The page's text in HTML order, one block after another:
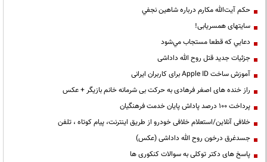
حكم آيت‌الله مكارم درباره شاهين نجفي
سایتهای همسریابی!
دعايي كه قطعا مستجاب مي‌شود
جزئیات جدید قتل روح الله داداشی
آموزش ساخت Apple ID برای کاربران ایرانی
راز خنده های اصغر فرهادی به حرکت بی شرمانه خانم بازیگر + عکس
پرداخت ۱۰۰ درصد پاداش پایان خدمت فرهنگیان
خلافی آنلاین/استعلام خلافی خودرو از طریق اینترنت، پیام کوتاه ، تلفن
جسدغرق درخون روح الله داداشی (عکس)
پاسخ های دکتر توکلی به سوالات کنکوری ها